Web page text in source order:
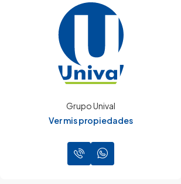
Grupo Unival
Ver mis propiedades